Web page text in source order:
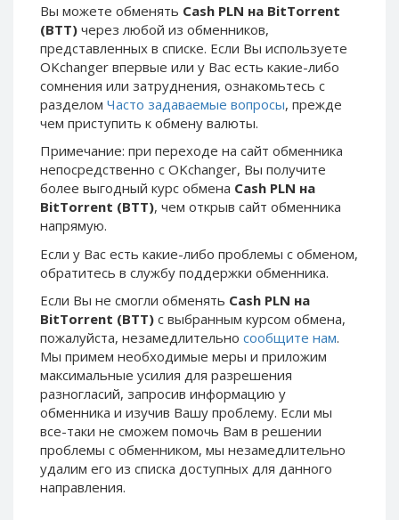
Вы можете обменять Cash PLN на BitTorrent
(BTT) через любой из обменников,
представленных в списке. Если Вы используете
OKchanger впервые или у Вас есть какие-либо
сомнения или затруднения, ознакомьтесь с
разделом Часто задаваемые вопросы, прежде
чем приступить к обмену валюты.
Примечание: при переходе на сайт обменника
непосредственно c OKchanger, Вы получите
более выгодный курс обмена Cash PLN на
BitTorrent (BTT), чем открыв сайт обменника
напрямую.
Если у Вас есть какие-либо проблемы с обменом,
обратитесь в службу поддержки обменника.
Если Вы не смогли обменять Cash PLN на
BitTorrent (BTT) с выбранным курсом обмена,
пожалуйста, незамедлительно сообщите нам.
Мы примем необходимые меры и приложим
максимальные усилия для разрешения
разногласий, запросив информацию у
обменника и изучив Вашу проблему. Если мы
все-таки не сможем помочь Вам в решении
проблемы c обменником, мы незамедлительно
удалим его из списка доступных для данного
направления.
Skril GBP
Skril AUD
Skril NOK
Skril SEK
Paxum USD
Paxum EUR
Epay USD
Epay EUR
Phone Balance RUB
Phone Balance UAH
Phone Balance AMD
Neteller USD
Neteller EUR
Neteller INR
Neteller PLN
Neteller GBP
Neteller NOK
Neteller SEK
PaySera USD
Skril GBP
Skril AUD
Skril NOK
Skril SEK
Paxum USD
Paxum EUR
Epay USD
Epay EUR
Phone Balance UAH
Neteller USD
Neteller EUR
Neteller INR
Neteller PLN
Neteller GBP
Neteller NOK
Neteller SEK